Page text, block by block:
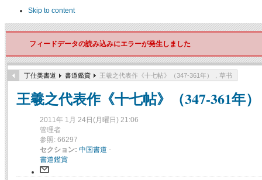
Skip to content
フィードデータの読み込みにエラーが発生しました
丁仕美書道 書道鑑賞 王羲之代表作《十七帖》（347-361年），草书
王羲之代表作《十七帖》（347-361年
2011年 1月 24日(月曜日) 21:06
管理者
参照: 66297
セクション: 中国書道 -
書道鑑賞